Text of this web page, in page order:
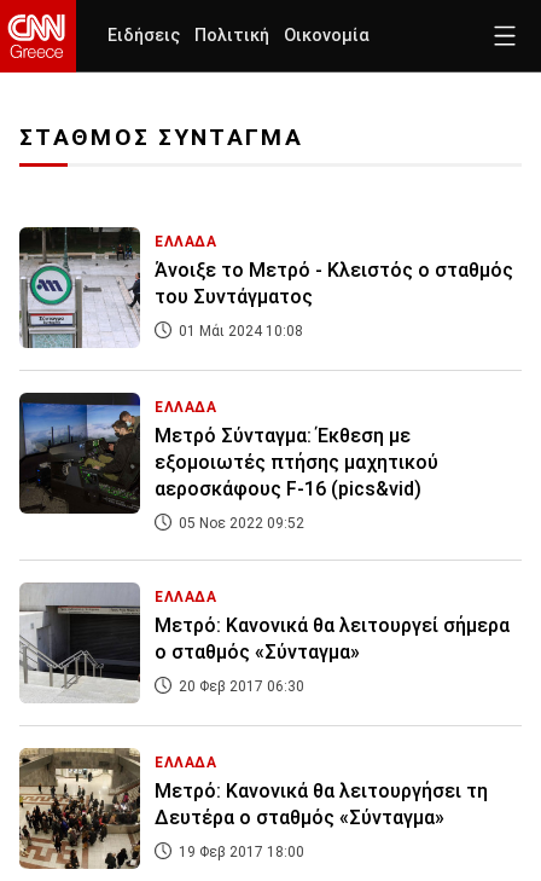
Ειδήσεις Πολιτική Οικονομία
ΣΤΑΘΜΟΣ ΣΥΝΤΑΓΜΑ
ΕΛΛΑΔΑ
Άνοιξε το Μετρό - Κλειστός ο σταθμός
του Συντάγματος
01 Μάι 2024 10:08
ΕΛΛΑΔΑ
Μετρό Σύνταγμα: Έκθεση με
εξομοιωτές πτήσης μαχητικού
αεροσκάφους F-16 (pics&vid)
05 Νοε 2022 09:52
ΕΛΛΑΔΑ
Μετρό: Κανονικά θα λειτουργεί σήμερα
ο σταθμός «Σύνταγμα»
20 Φεβ 2017 06:30
ΕΛΛΑΔΑ
Μετρό: Κανονικά θα λειτουργήσει τη
Δευτέρα ο σταθμός «Σύνταγμα»
19 Φεβ 2017 18:00